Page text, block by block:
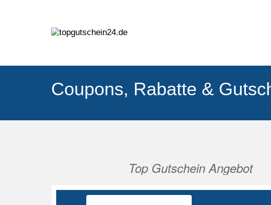
Coupons, Rabatte &
Top Gutschein Angebot
Vorherige